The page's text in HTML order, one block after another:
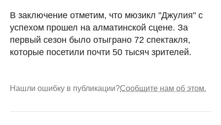
В заключение отметим, что мюзикл "Джулия" с
успехом прошел на алматинской сцене. За
первый сезон было отыграно 72 спектакля,
которые посетили почти 50 тысяч зрителей.
Нашли ошибку в публикации?Сообщите нам об этом.